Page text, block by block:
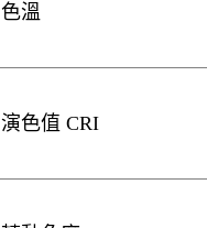
色溫
演色值 CRI